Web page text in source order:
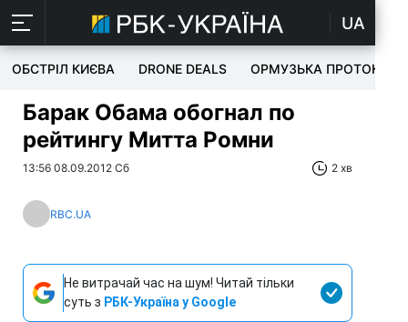
UA
ОБСТРІЛ КИЄВА DRONE DEALS ОРМУЗЬКА ПРОТОКА
Барак Обама обогнал по
рейтингу Митта Ромни
13:56 08.09.2012 Сб 2 хв
RBC.UA
Не витрачай час на шум! Читай тільки
суть з РБК-Україна у Google